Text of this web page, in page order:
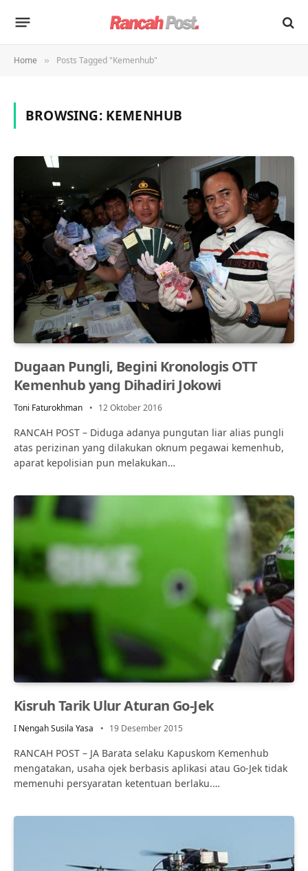
Home » Posts Tagged "Kemenhub"
BROWSING: KEMENHUB
Dugaan Pungli, Begini Kronologis OTT
Kemenhub yang Dihadiri Jokowi
Toni Faturokhman 12 Oktober 2016
RANCAH POST – Diduga adanya pungutan liar alias pungli
atas perizinan yang dilakukan oknum pegawai kemenhub,
aparat kepolisian pun melakukan…
Kisruh Tarik Ulur Aturan Go-Jek
I Nengah Susila Yasa 19 Desember 2015
RANCAH POST – JA Barata selaku Kapuskom Kemenhub
mengatakan, usaha ojek berbasis aplikasi atau Go-Jek tidak
memenuhi persyaratan ketentuan berlaku.…